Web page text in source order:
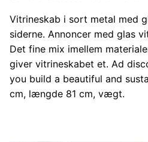
Vitrineskab i sort metal med
siderne. Annoncer med glas
Det fine mix imellem
giver vitrineskabet et. Ad
you build a beautiful and
cm, længde 81 cm, vægt.